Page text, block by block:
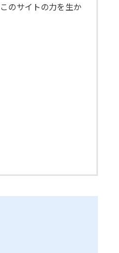
のサイトの力を生か